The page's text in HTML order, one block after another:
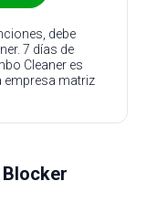
debe
7 días de
Cleaner es
empresa matriz